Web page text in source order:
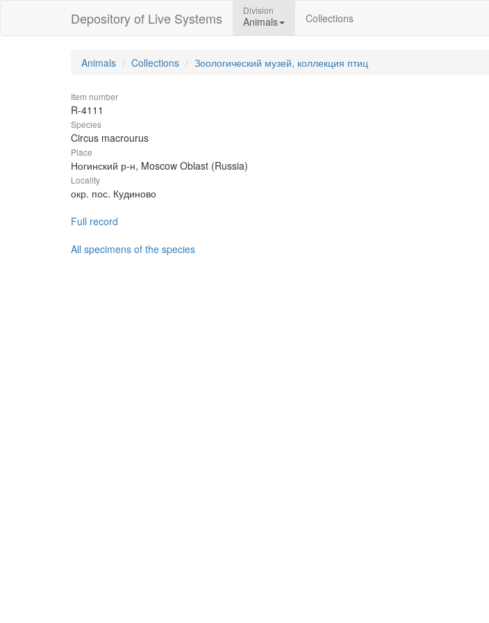
Depository of Live Systems Division
Animals Collections
Animals Collections Зоологический музей, коллекция птиц
Item number
R-4111
Species
Circus macrourus
Place
Ногинский р-н, Moscow Oblast (Russia)
Locality
окр. пос. Кудиново
Full record
All specimens of the species